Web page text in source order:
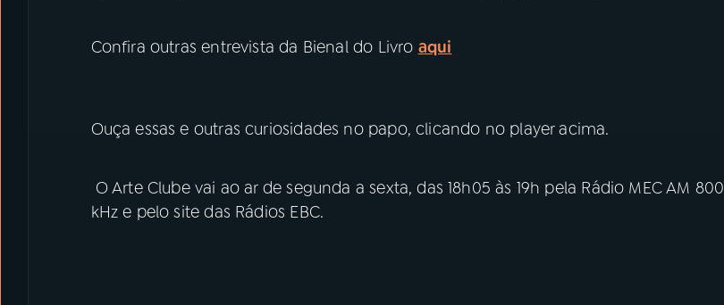
Confira outras entrevista da Bienal do Livro aqui
Ouça essas e outras curiosidades no papo, clicando no player acima.
O Arte Clube vai ao ar de segunda a sexta, das 18h05 às 19h pela Rádio MEC AM 800
kHz e pelo site das Rádios EBC.